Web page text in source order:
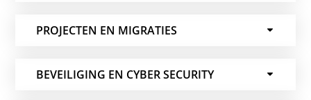
PROJECTEN EN MIGRATIES
BEVEILIGING EN CYBER SECURITY